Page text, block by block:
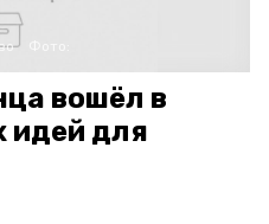
вошёл в
идей для